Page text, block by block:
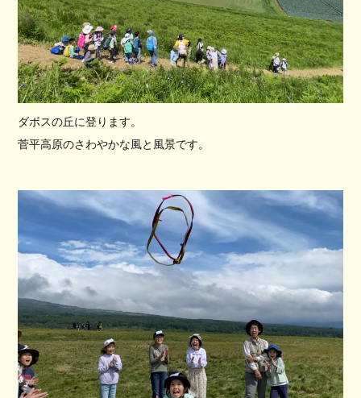
ダボスの丘に登ります。
菅平高原のさわやかな風と風景です。